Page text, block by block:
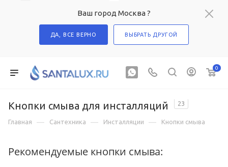
Ваш город Москва ?
ДА, ВСЕ ВЕРНО ВЫБРАТЬ ДРУГОЙ
0
Кнопки смыва для инсталляций 23
Главная — Сантехника — Инсталляции — Кнопки смыва
Рекомендуемые кнопки смыва: